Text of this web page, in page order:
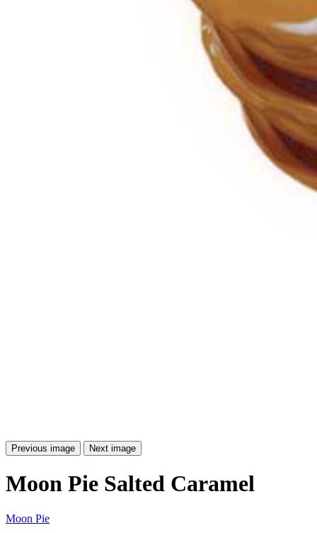
Previous image Next image
Moon Pie Salted Caramel
Moon Pie